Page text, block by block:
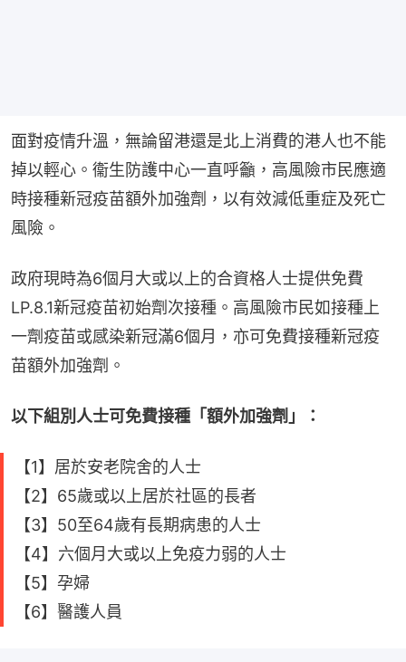
面對疫情升溫，無論留港還是北上消費的港人也不能
掉以輕心。衞生防護中心一直呼籲，高風險市民應適
時接種新冠疫苗額外加強劑，以有效減低重症及死亡
風險。
政府現時為6個月大或以上的合資格人士提供免費
LP.8.1新冠疫苗初始劑次接種。高風險市民如接種上
一劑疫苗或感染新冠滿6個月，亦可免費接種新冠疫
苗額外加強劑。
以下組別人士可免費接種「額外加強劑」：
【1】居於安老院舍的人士
【2】65歲或以上居於社區的長者
【3】50至64歲有長期病患的人士
【4】六個月大或以上免疫力弱的人士
【5】孕婦
【6】醫護人員